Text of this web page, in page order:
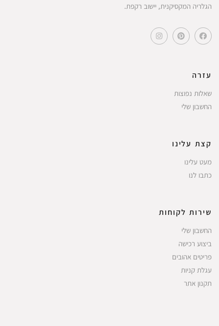
הגלריה המקסיקנית, יישוב רקפת.
עזרה
שאלות נפוצות
החשבון שלי
קצת עלינו
מעט עלינו
כתבו לנו
שירות לקוחות
החשבון שלי
ביצוע רכישה
פריטים אהובים
עגלת קניות
תקנון אתר